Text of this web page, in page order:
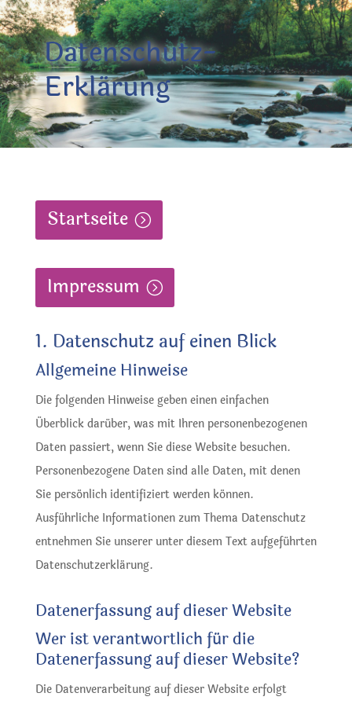
Datenschutz-
Erklärung
Startseite
Impressum
1. Datenschutz auf einen Blick
Allgemeine Hinweise
Die folgenden Hinweise geben einen einfachen
Überblick darüber, was mit Ihren personenbezogenen
Daten passiert, wenn Sie diese Website besuchen.
Personenbezogene Daten sind alle Daten, mit denen
Sie persönlich identifiziert werden können.
Ausführliche Informationen zum Thema Datenschutz
entnehmen Sie unserer unter diesem Text aufgeführten
Datenschutzerklärung.
Datenerfassung auf dieser Website
Wer ist verantwortlich für die
Datenerfassung auf dieser Website?
Die Datenverarbeitung auf dieser Website erfolgt